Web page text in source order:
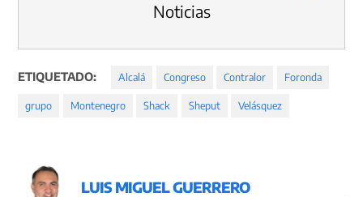
Noticias
ETIQUETADO: Alcalá Congreso Contralor Foronda
grupo Montenegro Shack Sheput Velásquez
LUIS MIGUEL GUERRERO